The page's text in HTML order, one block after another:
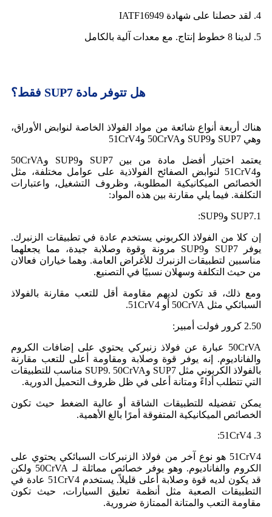
4. لقد حصلنا على شهادة IATF16949
5. لدينا 8 خطوط إنتاج. مع معدات آلية بالكامل
هل تتوفر مادة SUP7 فقط؟
هناك أربعة أنواع شائعة من مواد الفولاذ الخاصة لنوابض الأوراق،
وهي SUP7 وSUP9 و50CrVA و51CrV4
يعتمد اختيار أفضل مادة من بين SUP7 وSUP9 و50CrVA
و51CrV4 لنوابض الصفائح الفولاذية على عوامل مختلفة، مثل
الخصائص الميكانيكية المطلوبة، وظروف التشغيل، واعتبارات
التكلفة. فيما يلي مقارنة بين هذه المواد:
1.SUP7 وSUP9:
إن كلا من الفولاذ الكربوني يستخدم عادة في تطبيقات الزنبرك.
يوفر SUP7 وSUP9 مرونة وقوة وصلابة جيدة، مما يجعلهما
مناسبين لتطبيقات الزنبرك للأغراض العامة. وهما خياران فعالان
من حيث التكلفة وسهلان نسبيًا في التصنيع.
ومع ذلك، قد تكون لديهم مقاومة أقل للتعب مقارنة بالفولاذ
السبائكي مثل 50CrVA أو 51CrV4.
2.50 كرور فولت أمبير:
50CrVA عبارة عن فولاذ زنبركي يحتوي على إضافات الكروم
والفاناديوم. إنه يوفر قوة وصلابة ومقاومة أعلى للتعب مقارنة
بالفولاذ الكربوني مثل SUP7 وSUP9. 50CrVA مناسب للتطبيقات
التي تتطلب أداءً ومتانة أعلى في ظل ظروف التحميل الدورية.
يمكن تفضيله للتطبيقات الشاقة أو عالية الضغط حيث تكون
الخصائص الميكانيكية المتفوقة أمرًا بالغ الأهمية.
3. 51CrV4:
51CrV4 هو نوع آخر من فولاذ الزنبركات السبائكي يحتوي على
الكروم والفاناديوم. وهو يوفر خصائص مماثلة لـ 50CrVA ولكن
قد يكون لديه قوة وصلابة أعلى قليلاً. يستخدم 51CrV4 عادة في
التطبيقات الصعبة مثل أنظمة تعليق السيارات، حيث تكون
مقاومة التعب والمتانة الممتازة ضرورية.